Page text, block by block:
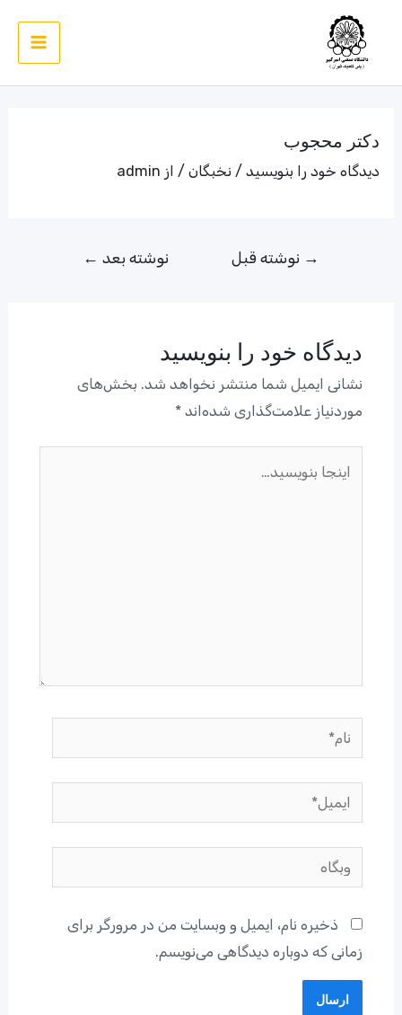
محتوا
دکتر محجوب
دیدگاه‌ خود را بنویسید / نخبگان / از admin
→ نوشته قبل نوشته بعد ←
دیدگاه‌ خود را بنویسید
نشانی ایمیل شما منتشر نخواهد شد. بخش‌های
موردنیاز علامت‌گذاری شده‌اند *
نام*
ایمیل*
وبگاه
ذخیره نام، ایمیل و وبسایت من در مرورگر برای
زمانی که دوباره دیدگاهی می‌نویسم.